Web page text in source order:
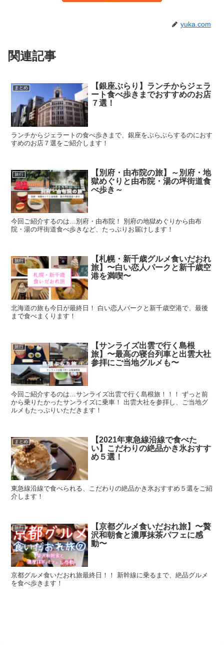
yuka.com
関連記事
まとめ
【銀座ぶらり】ランチからジェラ
ート食べ歩きまでおすすめのお店
７選！
ランチからジェラートの食べ歩きまで、銀座をぶらぶらするのにおす
すめのお店７選をご紹介します！
旅行
【別府・由布院の旅】～別府・地
獄めぐりと由布院・湯の坪街道食
べ歩き～
今回ご紹介するのは…別府・由布院！ 別府の地獄めぐりから由布
院・湯の坪街道食べ歩きなど、たっぷりお届けします！
旅行
【札幌・新千歳グルメ食いだおれ
旅】〜白い恋人パークと新千歳空
港を満喫〜
北海道の旅も今日が最終日！ 白い恋人パークと新千歳空港で、最後
まで食べまくります！
旅行
【サンライズ出雲で行く島根
旅】〜最高の寝台列車と出雲大社
参拝にご当地グルメも〜
今回ご紹介するのは…サンライズ出雲で行く島根旅！！！ ずっと前
から乗りたかったサンライズに乗車！ 出雲大社を参拝し、ご当地グ
ルメもたっぷりいただきます！
まとめ
【2021年東急線沿線で食べた
い】こだわりの絶品かき氷おすす
め５選！
東急線沿線で食べられる、こだわりの絶品かき氷おすすめ５選をご紹
介します！
旅行
【京都グルメ食いだおれ旅】〜贅
沢和朝食と濃厚抹茶パフェに感
動〜
京都グルメ食いだおれ旅最終日！！ 新幹線に乗るまで、絶品グルメ
を食べ歩きます！